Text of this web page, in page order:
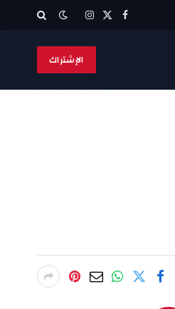
فيسبوك
X
الانستغرام
الإشتراك